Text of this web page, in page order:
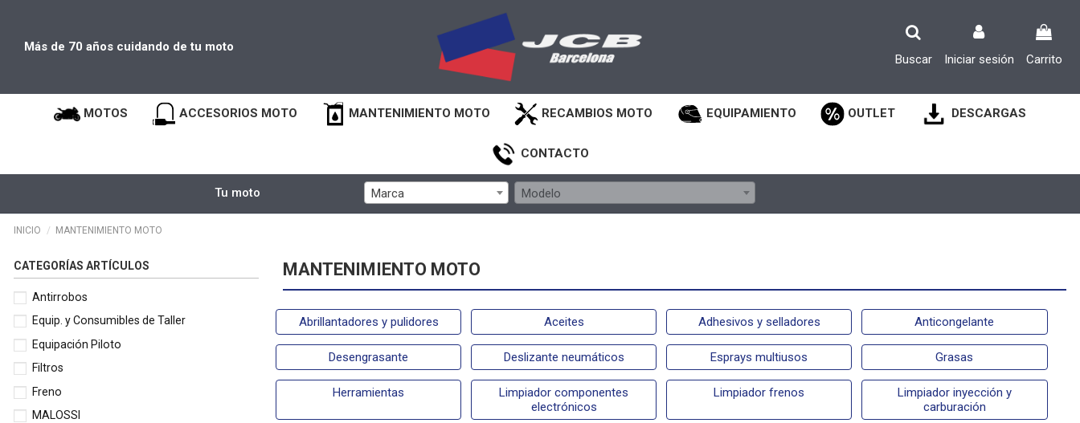
Más de 70 años cuidando de tu moto
Buscar
Iniciar sesión Carrito
MOTOS ACCESORIOS MOTO MANTENIMIENTO MOTO RECAMBIOS MOTO EQUIPAMIENTO OUTLET DESCARGAS
CONTACTO
Tu moto Marca Modelo
INICIO MANTENIMIENTO MOTO
MANTENIMIENTO MOTO
Abrillantadores y pulidores Aceites Adhesivos y selladores Anticongelante
Desengrasante Deslizante neumáticos Esprays multiusos Grasas
Herramientas
Limpiador componentes
electrónicos
Limpiador frenos
Limpiador inyección y
carburación
CATEGORÍAS ARTÍCULOS
Antirrobos
Equip. y Consumibles de Taller
Equipación Piloto
Filtros
Freno
MALOSSI